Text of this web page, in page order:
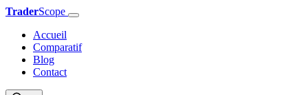
TraderScope
Accueil
Comparatif
Blog
Contact